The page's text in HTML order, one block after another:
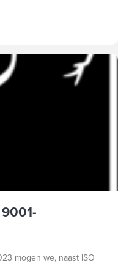
mogen we, naast ISO